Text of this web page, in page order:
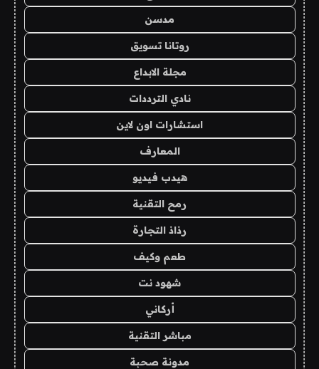
مدسن
روتانا تسويق
مجلة الابداع
نادي الترددات
استشارات اون لاين
المعارف
هيدب فيديو
رمح التقنية
رذاذ التجارة
طعم وكيف
شهود نت
أركاني
مباشر التقنية
مدونة صحبة